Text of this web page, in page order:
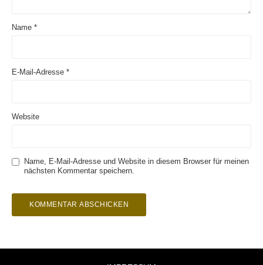
Name *
E-Mail-Adresse *
Website
Name, E-Mail-Adresse und Website in diesem Browser für meinen
nächsten Kommentar speichern.